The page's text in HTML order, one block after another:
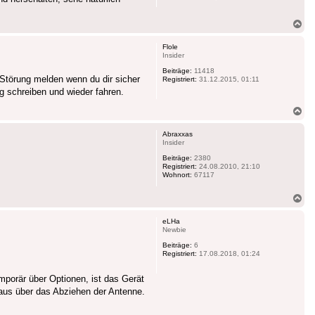
Flole
Insider
Beiträge: 11418
Registriert: 31.12.2015, 01:11
melden wenn du dir sicher
und wieder fahren.
Abraxxas
Insider
Beiträge: 2380
Registriert: 24.08.2010, 21:10
Wohnort: 67117
eLHa
Newbie
Beiträge: 6
Registriert: 17.08.2018, 01:24
über Optionen, ist das Gerät
über das Abziehen der Antenne.